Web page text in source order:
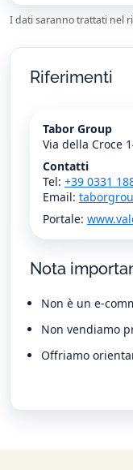
I dati saranno trattati nel
Riferimenti
Tabor Group
Via della Croce
Contatti
Tel: +39 0331
Email:
Portale:
Nota
Non è un e-
Non vendiamo
Offriamo